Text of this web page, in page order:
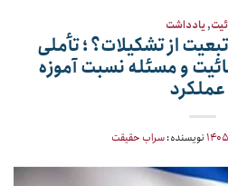
,یادداشت
از تشکیلات؟ ؛ تأملی
و مسئله نسبت آموزه
عملکرد
۲۸ نویسنده:سراب حقیقت